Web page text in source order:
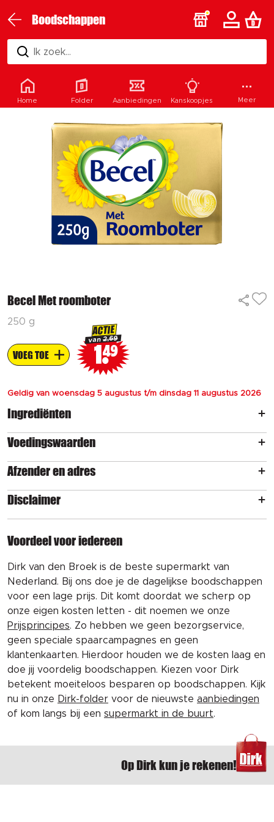
Boodschappen
Ik zoek...
Becel Met roomboter
250 g
VOEG TOE
ACTIE
van2.69
1 49
Geldig van woensdag 5 augustus t/m dinsdag 11 augustus 2026
Ingrediënten
Voedingswaarden
Afzender en adres
Disclaimer
Voordeel voor iedereen
Dirk van den Broek is de beste supermarkt van
Nederland. Bij ons doe je de dagelijkse boodschappen
voor een lage prijs. Dit komt doordat we scherp op
onze eigen kosten letten - dit noemen we onze
Prijsprincipes. Zo hebben we geen bezorgservice,
geen speciale spaarcampagnes en geen
klantenkaarten. Hierdoor houden we de kosten laag en
doe jij voordelig boodschappen. Kiezen voor Dirk
betekent moeiteloos besparen op boodschappen. Kijk
nu in onze Dirk-folder voor de nieuwste aanbiedingen
of kom langs bij een supermarkt in de buurt.
Op Dirk kun je rekenen!
Home Folder Aanbiedingen Kanskoopjes Meer